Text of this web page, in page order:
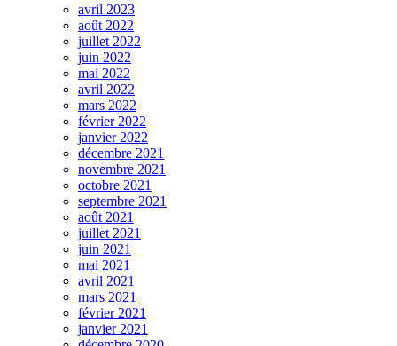
avril 2023
août 2022
juillet 2022
juin 2022
mai 2022
avril 2022
mars 2022
février 2022
janvier 2022
décembre 2021
novembre 2021
octobre 2021
septembre 2021
août 2021
juillet 2021
juin 2021
mai 2021
avril 2021
mars 2021
février 2021
janvier 2021